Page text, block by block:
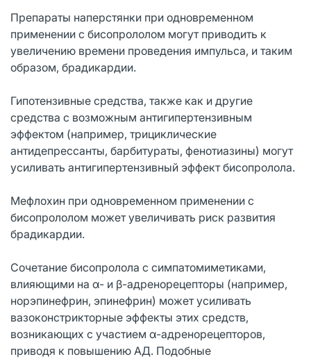
Препараты наперстянки при одновременном
применении с бисопрололом могут приводить к
увеличению времени проведения импульса, и таким
образом, брадикардии.
Гипотензивные средства, также как и другие
средства с возможным антигипертензивным
эффектом (например, трициклические
антидепрессанты, барбитураты, фенотиазины) могут
усиливать антигипертензивный эффект бисопролола.
Мефлохин при одновременном применении с
бисопрололом может увеличивать риск развития
брадикардии.
Сочетание бисопролола с симпатомиметиками,
влияющими на α- и β-адренорецепторы (например,
норэпинефрин, эпинефрин) может усиливать
вазоконстрикторные эффекты этих средств,
возникающих с участием α-адренорецепторов,
приводя к повышению АД. Подобные